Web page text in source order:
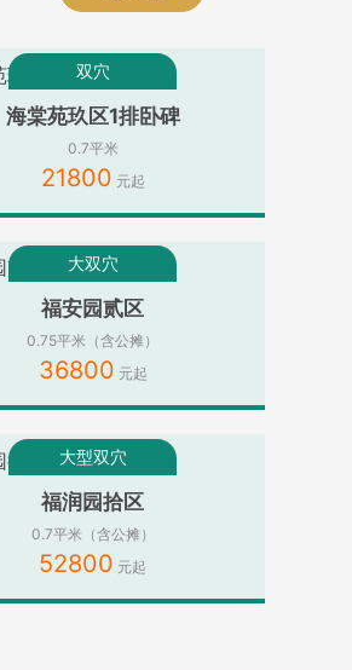
双穴
海棠苑玖区1排卧碑
0.7平米
21800
大双穴
福安园贰区
0.75平米（含公摊）
36800
大型双穴
福润园拾区
0.7平米（含公摊）
52800